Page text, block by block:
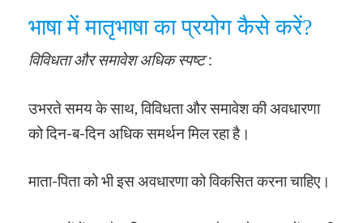
भाषा में मातृभाषा का प्रयोग कैसे करें?
विविधता और समावेश अधिक स्पष्ट:
उभरते समय के साथ, विविधता और समावेश की अवधारणा
को दिन-ब-दिन अधिक समर्थन मिल रहा है।
माता-पिता को भी इस अवधारणा को विकसित करना चाहिए।